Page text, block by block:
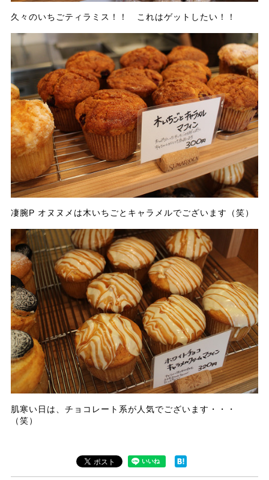
久々のいちごティラミス！！ これはゲットしたい！！
凄腕P オヌヌメは木いちごとキャラメルでございます（笑）
肌寒い日は、チョコレート系が人気でございます・・・
（笑）